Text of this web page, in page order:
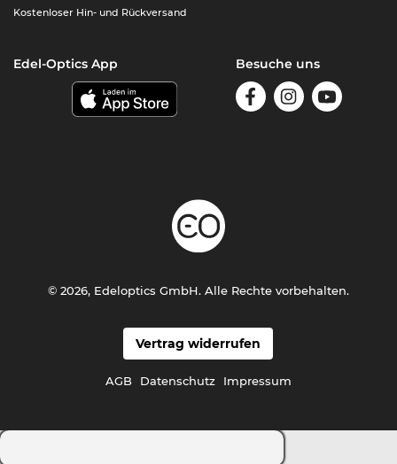
Kostenloser Hin- und Rückversand
Edel-Optics App Besuche uns
Vertrag widerrufen
AGB Datenschutz Impressum
© 2026, Edeloptics GmbH. Alle Rechte vorbehalten.